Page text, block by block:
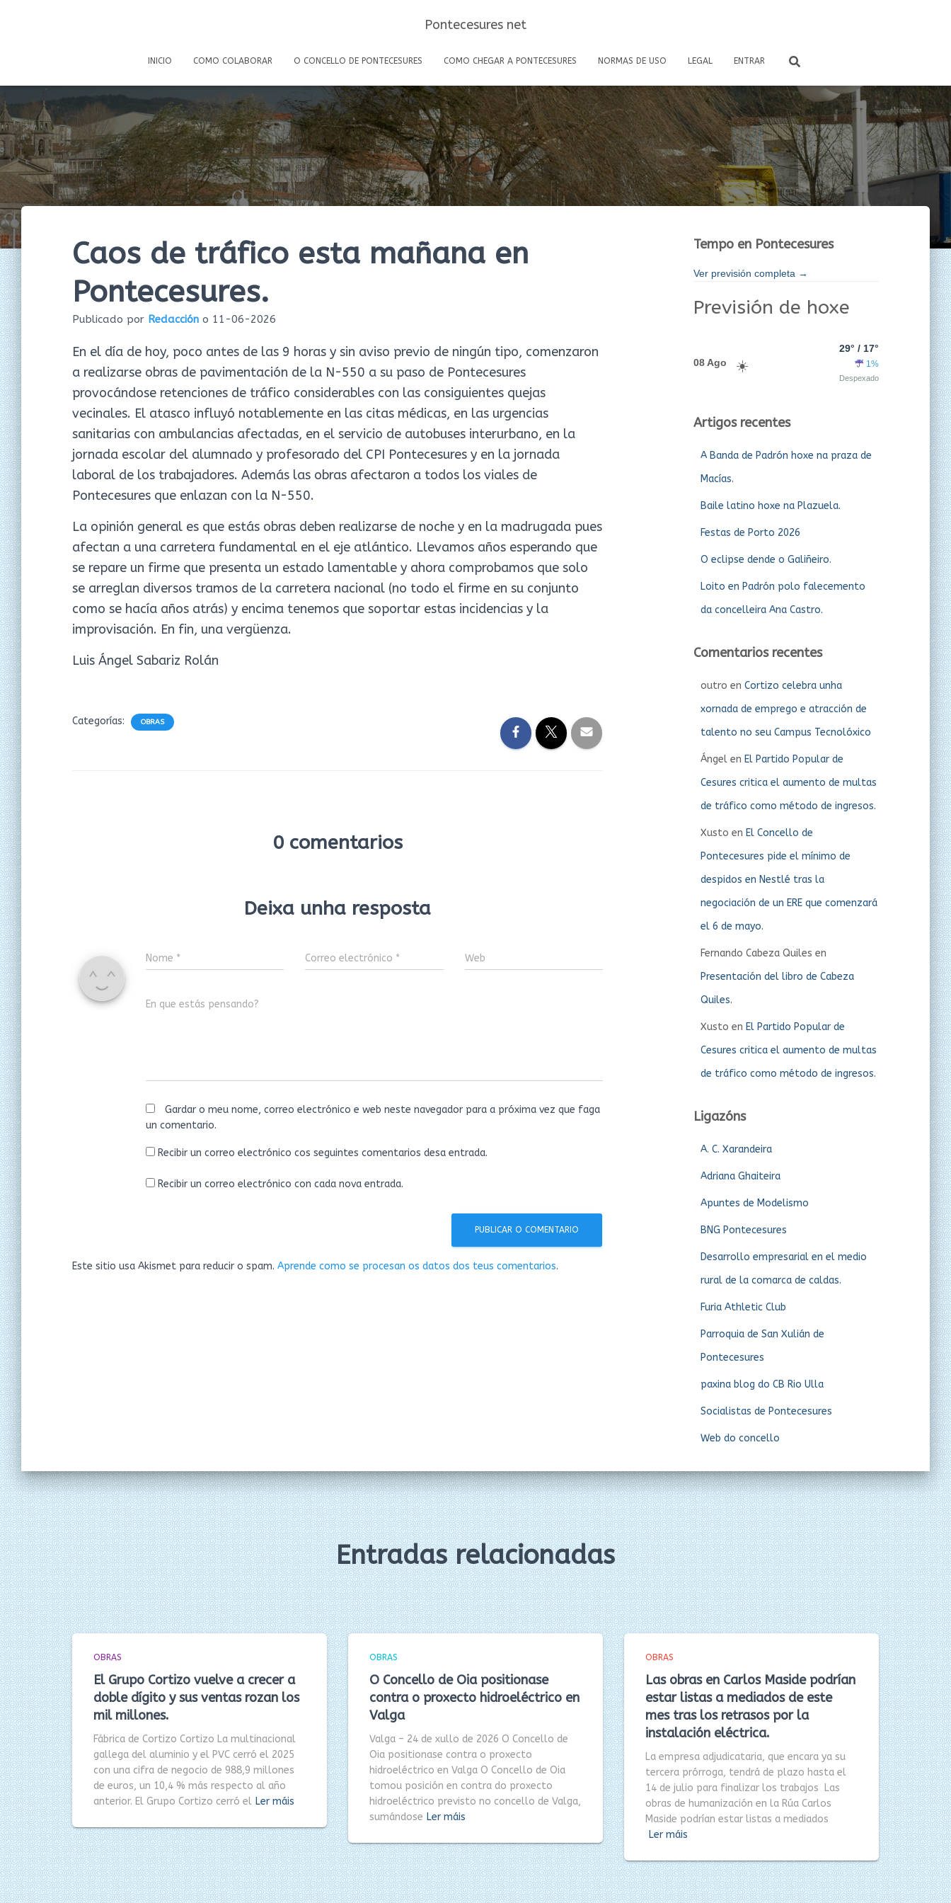
Pontecesures net
INICIO COMO COLABORAR O CONCELLO DE PONTECESURES COMO CHEGAR A PONTECESURES NORMAS DE USO LEGAL ENTRAR
Caos de tráfico esta mañana en
Pontecesures.
Publicado por Redacción o 11-06-2026
En el día de hoy, poco antes de las 9 horas y sin aviso previo de ningún tipo, comenzaron
a realizarse obras de pavimentación de la N-550 a su paso de Pontecesures
provocándose retenciones de tráfico considerables con las consiguientes quejas
vecinales. El atasco influyó notablemente en las citas médicas, en las urgencias
sanitarias con ambulancias afectadas, en el servicio de autobuses interurbano, en la
jornada escolar del alumnado y profesorado del CPI Pontecesures y en la jornada
laboral de los trabajadores. Además las obras afectaron a todos los viales de
Pontecesures que enlazan con la N-550.
La opinión general es que estás obras deben realizarse de noche y en la madrugada pues
afectan a una carretera fundamental en el eje atlántico. Llevamos años esperando que
se repare un firme que presenta un estado lamentable y ahora comprobamos que solo
se arreglan diversos tramos de la carretera nacional (no todo el firme en su conjunto
como se hacía años atrás) y encima tenemos que soportar estas incidencias y la
improvisación. En fin, una vergüenza.
Luis Ángel Sabariz Rolán
Categorías: OBRAS
0 comentarios
Deixa unha resposta
Nome * Correo electrónico * Web
En que estás pensando?
Gardar o meu nome, correo electrónico e web neste navegador para a próxima vez que faga
un comentario.
Recibir un correo electrónico cos seguintes comentarios desa entrada.
Recibir un correo electrónico con cada nova entrada.
Este sitio usa Akismet para reducir o spam. Aprende como se procesan os datos dos teus comentarios.
Tempo en Pontecesures
Ver previsión completa →
Previsión de hoxe
08 Ago
29° / 17°
1%
Despexado
Artigos recentes
A Banda de Padrón hoxe na praza de
Macías.
Baile latino hoxe na Plazuela.
Festas de Porto 2026
O eclipse dende o Galiñeiro.
Loito en Padrón polo falecemento
da concelleira Ana Castro.
Comentarios recentes
outro en Cortizo celebra unha
xornada de emprego e atracción de
talento no seu Campus Tecnolóxico
Ángelen El Partido Popular de
Cesures critica el aumento de multas
de tráfico como método de ingresos.
Xusto en El Concello de
Pontecesures pide el mínimo de
despidos en Nestlé tras la
negociación de un ERE que comenzará
el 6 de mayo.
Fernando Cabeza Quiles en
Presentación del libro de Cabeza
Quiles.
Xusto en El Partido Popular de
Cesures critica el aumento de multas
de tráfico como método de ingresos.
Ligazóns
A. C. Xarandeira
Adriana Ghaiteira
Apuntes de Modelismo
BNG Pontecesures
Desarrollo empresarial en el medio
rural de la comarca de caldas.
Furia Athletic Club
Parroquia de San Xulián de
Pontecesures
paxina blog do CB Rio Ulla
Socialistas de Pontecesures
Web do concello
Entradas relacionadas
OBRAS
El Grupo Cortizo vuelve a crecer a
doble dígito y sus ventas rozan los
mil millones.
Fábrica de Cortizo Cortizo La multinacional
gallega del aluminio y el PVC cerró el 2025
con una cifra de negocio de 988,9 millones
de euros, un 10,4 % más respecto al año
anterior. El Grupo Cortizo cerró el Ler máis
OBRAS
O Concello de Oia positionase
contra o proxecto hidroeléctrico en
Valga
Valga – 24 de xullo de 2026 O Concello de
Oia positionase contra o proxecto
hidroeléctrico en Valga O Concello de Oia
tomou posición en contra do proxecto
hidroeléctrico previsto no concello de Valga,
sumándose Ler máis
OBRAS
Las obras en Carlos Maside podrían
estar listas a mediados de este
mes tras los retrasos por la
instalación eléctrica.
La empresa adjudicataria, que encara ya su
tercera prórroga, tendrá de plazo hasta el
14 de julio para finalizar los trabajos Las
obras de humanización en la Rúa Carlos
Maside podrían estar listas a mediados
Ler máis